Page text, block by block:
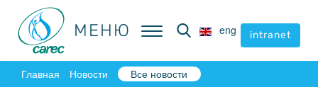
МЕНЮ eng intranet
МЕНЮ eng intranet
Главная Новости Все новости